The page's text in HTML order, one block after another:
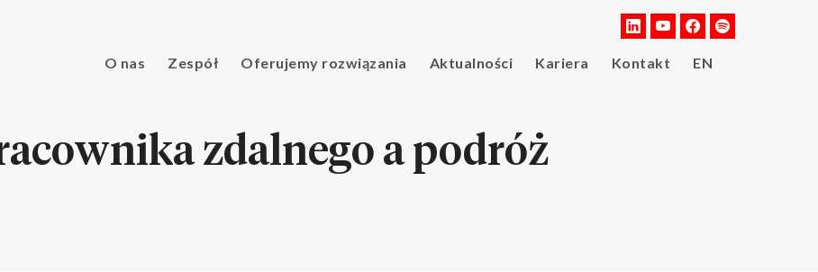
O nas Zespół Oferujemy rozwiązania Aktualności Kariera Kontakt EN
zdalnego a podróż